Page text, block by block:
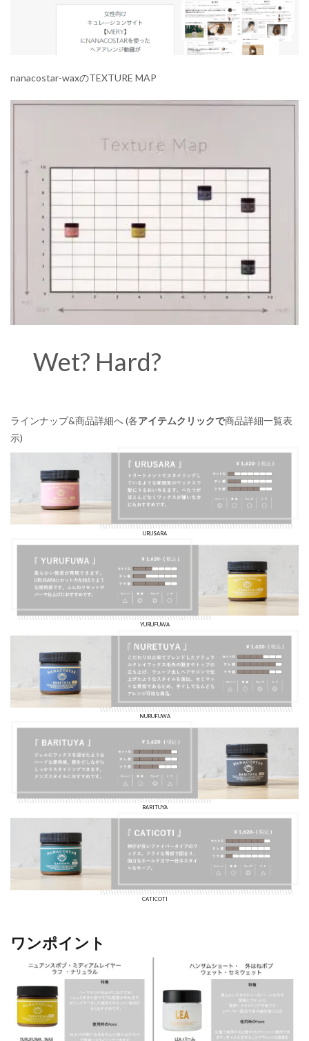
nanacostar-waxのTEXTURE MAP
Wet? Hard?
ラインナップ&商品詳細へ (各アイテムクリックで商品詳細一覧表
示)
URUSARA
YURUFUWA
NURUFUWA
BARITUYA
CATICOTI
ワンポイント